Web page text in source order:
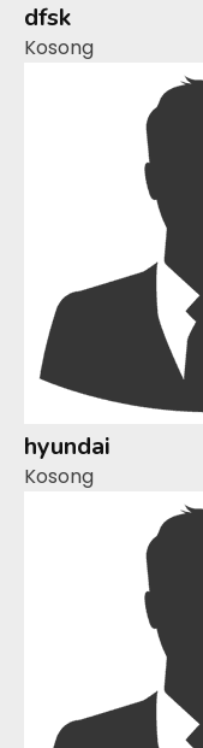
dfsk
Kosong
hyundai
Kosong